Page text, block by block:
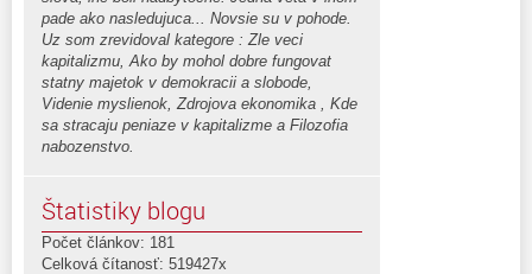
pade ako nasledujuca... Novsie su v pohode.
Uz som zrevidoval kategore : Zle veci
kapitalizmu, Ako by mohol dobre fungovat
statny majetok v demokracii a slobode,
Videnie myslienok, Zdrojova ekonomika , Kde
sa stracaju peniaze v kapitalizme a Filozofia
nabozenstvo.
Štatistiky blogu
Počet článkov: 181
Celková čítanosť: 519427x